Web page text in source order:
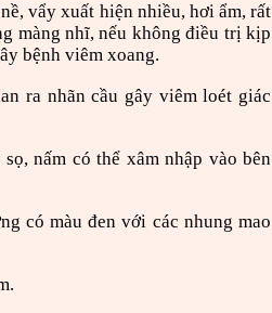
vẩy xuất hiện nhiều, hơi ẩm, rất
màng nhĩ, nếu không điều trị kịp
bệnh viêm xoang.
ra nhãn cầu gây viêm loét giác
nấm có thể xâm nhập vào bên
có màu đen với các nhung mao